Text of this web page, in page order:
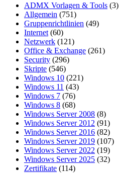
ADMX Vorlagen & Tools (3)
Allgemein (751)
Gruppenrichtlinien (49)
Internet (60)
Netzwerk (121)
Office & Exchange (261)
Security (296)
Skripte (546)
Windows 10 (221)
Windows 11 (43)
Windows 7 (76)
Windows 8 (68)
Windows Server 2008 (8)
Windows Server 2012 (91)
Windows Server 2016 (82)
Windows Server 2019 (107)
Windows Server 2022 (19)
Windows Server 2025 (32)
Zertifikate (114)